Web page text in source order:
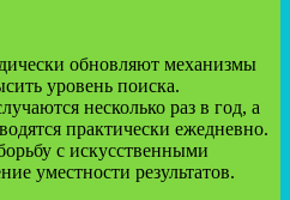
обновляют механизмы
уровень поиска.
несколько раз в год, а
практически ежедневно.
с искусственными
уместности результатов.